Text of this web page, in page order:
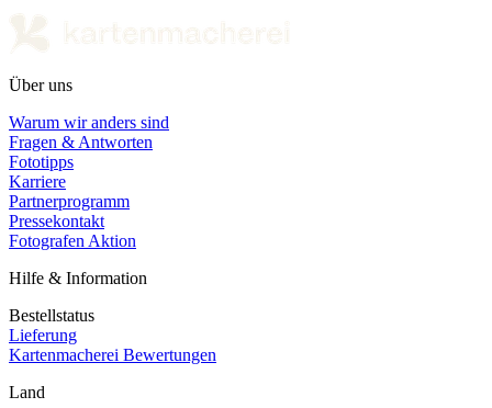
Über uns
Warum wir anders sind
Fragen & Antworten
Fototipps
Karriere
Partnerprogramm
Pressekontakt
Fotografen Aktion
Hilfe & Information
Bestellstatus
Lieferung
Kartenmacherei Bewertungen
Land